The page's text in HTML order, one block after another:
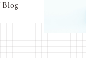
Blog